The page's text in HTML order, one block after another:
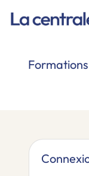
Formations